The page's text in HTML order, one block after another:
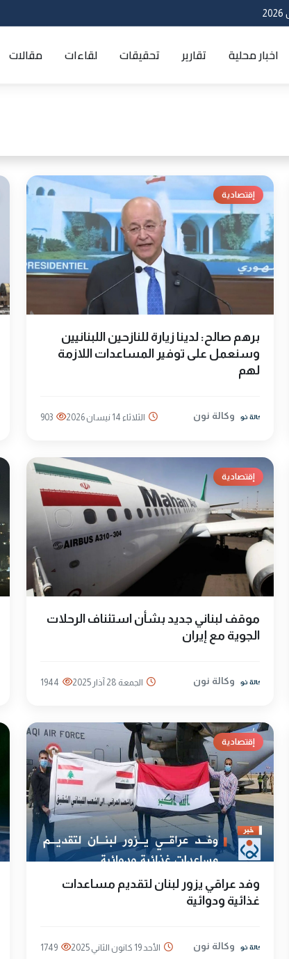
اخبار محلية تقارير تحقيقات لقاءات مقالات
إقتصادية
برهم صالح: لدينا زيارة للنازحين اللبنانيين
وسنعمل على توفير المساعدات اللازمة
لهم
وكالة نون الثلاثاء 14 نيسان 2026 903
إقتصادية
موقف لبناني جديد بشأن استئناف الرحلات
الجوية مع إيران
وكالة نون الجمعة 28 آذار 2025 1944
إقتصادية
وفد عراقي يزور لبنان لتقديم مساعدات
غذائية ودوائية
وكالة نون الأحد 19 كانون الثاني 2025 1749